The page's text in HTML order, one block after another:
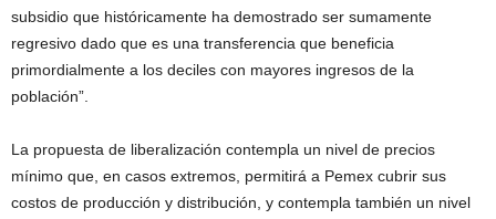
subsidio que históricamente ha demostrado ser sumamente
regresivo dado que es una transferencia que beneficia
primordialmente a los deciles con mayores ingresos de la
población”.
La propuesta de liberalización contempla un nivel de precios
mínimo que, en casos extremos, permitirá a Pemex cubrir sus
costos de producción y distribución, y contempla también un nivel